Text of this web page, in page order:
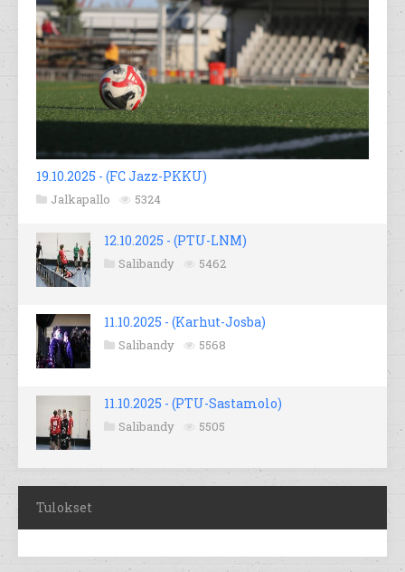
19.10.2025 - (FC Jazz-PKKU)
Jalkapallo 5324
12.10.2025 - (PTU-LNM)
Salibandy 5462
11.10.2025 - (Karhut-Josba)
Salibandy 5568
11.10.2025 - (PTU-Sastamolo)
Salibandy 5505
Tulokset